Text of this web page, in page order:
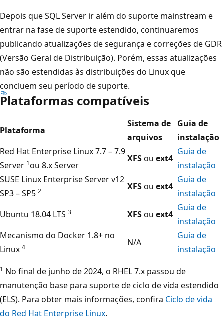
Depois que SQL Server ir além do suporte mainstream e
entrar na fase de suporte estendido, continuaremos
publicando atualizações de segurança e correções de GDR
(Versão Geral de Distribuição). Porém, essas atualizações
não são estendidas às distribuições do Linux que
concluem seu período de suporte.
Plataformas compatíveis
Plataforma
Sistema de
arquivos
Guia de
instalação
Red Hat Enterprise Linux 7.7 – 7.9
Server 1ou 8.x Server
XFSou ext4
Guia de
instalação
SUSE Linux Enterprise Server v12
SP3 – SP5 2 XFSou ext4
Guia de
instalação
Ubuntu 18.04 LTS 3 XFSou ext4
Guia de
instalação
Mecanismo do Docker 1.8+ no
Linux 4 N/A
Guia de
instalação
1 No final de junho de 2024, o RHEL 7.x passou de
manutenção base para suporte de ciclo de vida estendido
(ELS). Para obter mais informações, confira Ciclo de vida
do Red Hat Enterprise Linux.